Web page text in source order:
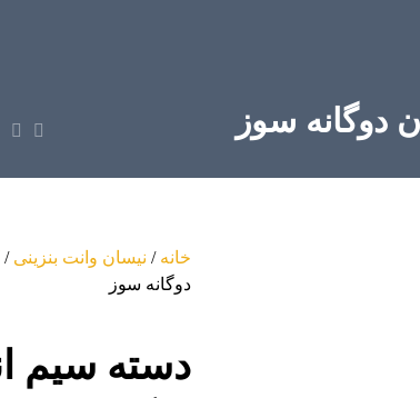
خانه / نیسان وانت بنزینی /
دوگانه سوز